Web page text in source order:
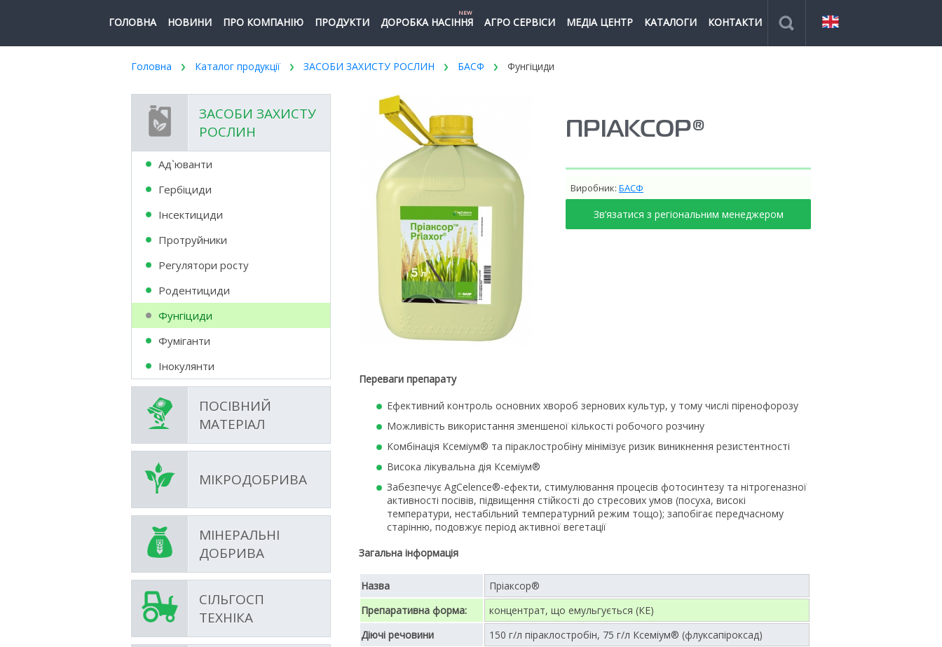
ГОЛОВНА НОВИНИ ПРО КОМПАНІЮ ПРОДУКТИ ДОРОБКА НАСІННЯ
NEW
АГРО СЕРВІСИ МЕДІА ЦЕНТР КАТАЛОГИ КОНТАКТИ
Головна Каталог продукції ЗАСОБИ ЗАХИСТУ РОСЛИН БАСФ Фунгіциди
ЗАСОБИ ЗАХИСТУ
РОСЛИН
Ад`юванти
Гербіциди
Інсектициди
Протруйники
Регулятори росту
Родентициди
Фунгіциди
Фумiганти
Інокулянти
ПОСІВНИЙ
МАТЕРІАЛ
МІКРОДОБРИВА
МІНЕРАЛЬНІ
ДОБРИВА
СІЛЬГОСП
ТЕХНІКА
ПРІАКСОР®
Виробник: БАСФ
Зв’язатися з регіональним менеджером
Переваги препарату
Ефективний контроль основних хвороб зернових культур, у тому числі піренофорозу
Можливість використання зменшеної кількості робочого розчину
Комбінація Ксеміум® та піраклостробіну мінімізує ризик виникнення резистентності
Висока лікувальна дія Ксеміум®
Забезпечує AgCelence®-ефекти, стимулювання процесів фотосинтезу та нітрогеназної
активності посівів, підвищення стійкості до стресових умов (посуха, високі
температури, нестабільний температурний режим тощо); запобігає передчасному
старінню, подовжує період активної вегетації
Загальна інформація
Назва
Пріаксор®
Препаративна форма:
концентрат, що емульгується (КЕ)
Діючі речовини
150 г/л піраклостробін, 75 г/л Ксеміум® (флуксапіроксад)